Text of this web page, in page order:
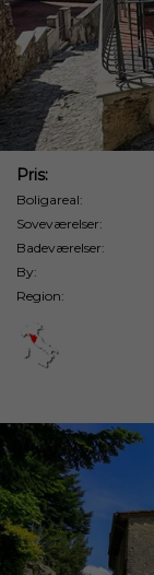
Pris:
Boligareal:
Soveværelser:
Badeværelser:
By:
Region: